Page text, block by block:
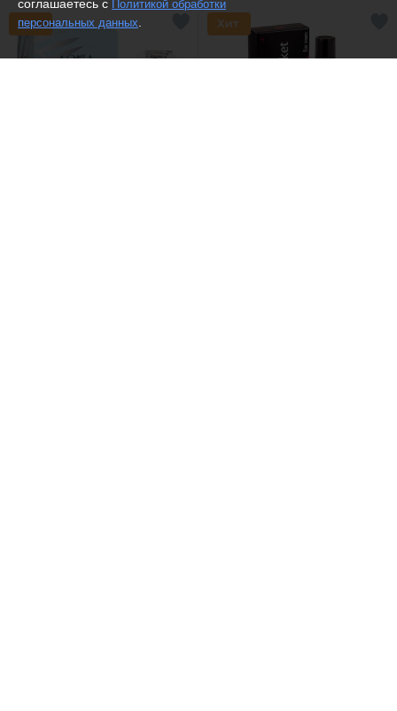
соглашаетесь с Политикой обработки
персональных данных